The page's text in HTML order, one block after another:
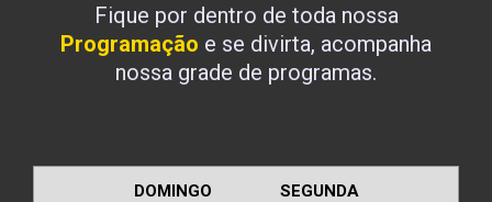
Fique por dentro de toda nossa
Programação e se divirta, acompanha
nossa grade de programas.
DOMINGO SEGUNDA